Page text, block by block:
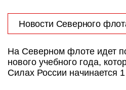
Новости Северного
На Северном флоте идет
нового учебного года,
Силах России начинается